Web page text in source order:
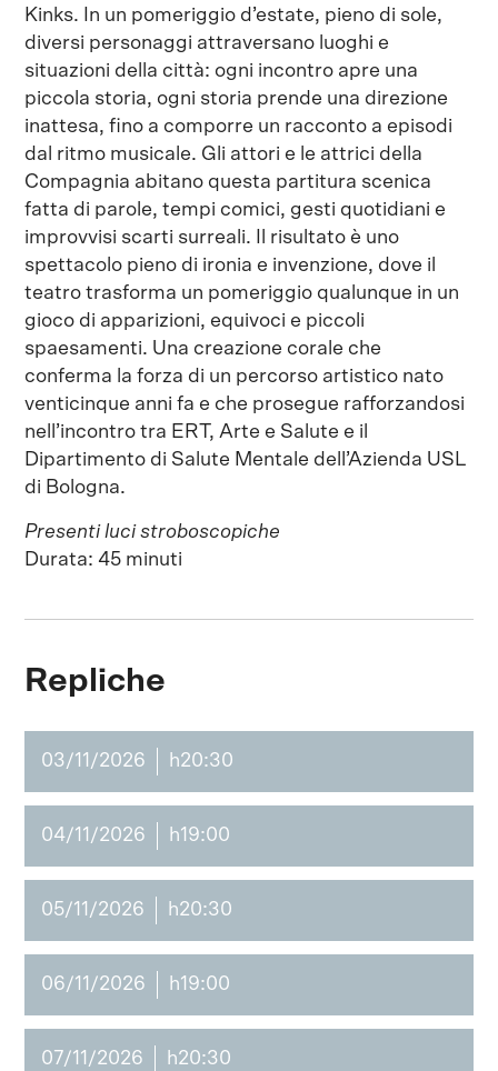
Kinks. In un pomeriggio d’estate, pieno di sole,
diversi personaggi attraversano luoghi e
situazioni della città: ogni incontro apre una
piccola storia, ogni storia prende una direzione
inattesa, fino a comporre un racconto a episodi
dal ritmo musicale. Gli attori e le attrici della
Compagnia abitano questa partitura scenica
fatta di parole, tempi comici, gesti quotidiani e
improvvisi scarti surreali. Il risultato è uno
spettacolo pieno di ironia e invenzione, dove il
teatro trasforma un pomeriggio qualunque in un
gioco di apparizioni, equivoci e piccoli
spaesamenti. Una creazione corale che
conferma la forza di un percorso artistico nato
venticinque anni fa e che prosegue rafforzandosi
nell’incontro tra ERT, Arte e Salute e il
Dipartimento di Salute Mentale dell’Azienda USL
di Bologna.
Presenti luci stroboscopiche
Durata: 45 minuti
Repliche
03/11/2026 h20:30
04/11/2026 h19:00
05/11/2026 h20:30
06/11/2026 h19:00
07/11/2026 h20:30